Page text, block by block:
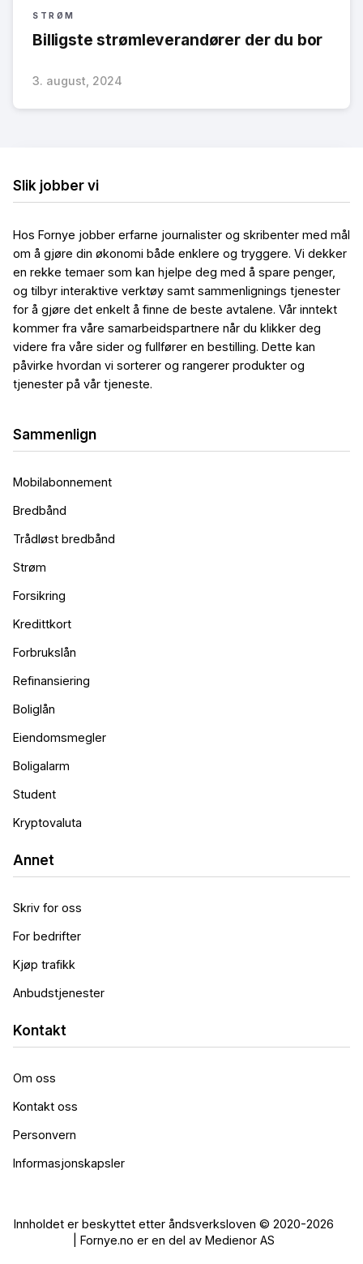
STRØM
Billigste strømleverandører der du bor
3. august, 2024
Slik jobber vi
Hos Fornye jobber erfarne journalister og skribenter med mål
om å gjøre din økonomi både enklere og tryggere. Vi dekker
en rekke temaer som kan hjelpe deg med å spare penger,
og tilbyr interaktive verktøy samt sammenlignings tjenester
for å gjøre det enkelt å finne de beste avtalene. Vår inntekt
kommer fra våre samarbeidspartnere når du klikker deg
videre fra våre sider og fullfører en bestilling. Dette kan
påvirke hvordan vi sorterer og rangerer produkter og
tjenester på vår tjeneste.
Sammenlign
Mobilabonnement
Bredbånd
Trådløst bredbånd
Strøm
Forsikring
Kredittkort
Forbrukslån
Refinansiering
Boliglån
Eiendomsmegler
Boligalarm
Student
Kryptovaluta
Annet
Skriv for oss
For bedrifter
Kjøp trafikk
Anbudstjenester
Kontakt
Om oss
Kontakt oss
Personvern
Informasjonskapsler
Innholdet er beskyttet etter åndsverksloven © 2020-2026
| Fornye.no er en del av Medienor AS